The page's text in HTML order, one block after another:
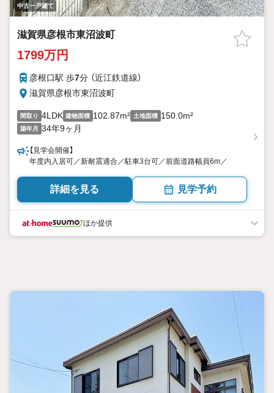
中古一戸建て
滋賀県彦根市東沼波町
1799万円
彦根口駅 歩7分 （近江鉄道線）
滋賀県彦根市東沼波町
間取り 4LDK 建物面積 102.87m² 土地面積 150.0m²
築年月 34年9ヶ月
【見学会開催】
年度内入居可／新耐震適合／駐車3台可／前面道路幅員6m／
詳細を見る 見学予約
ほか提供